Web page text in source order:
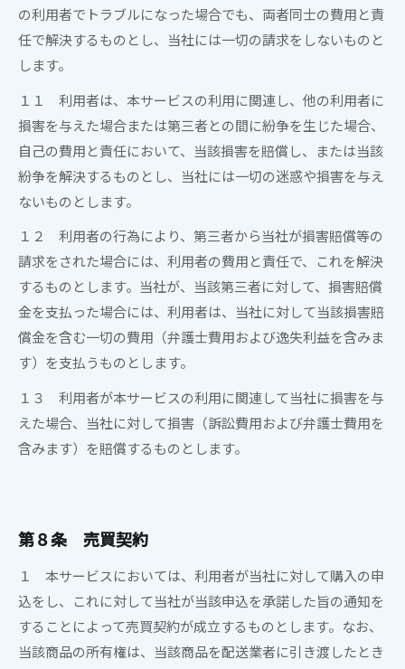
の利用者でトラブルになった場合でも、両者同士の費用と責
任で解決するものとし、
当社には一切の請求をしないものと
します。
１１ 利用者は、本サービスの利用に関連し、他の利用者に
損害を与えた場合または第三者との間に紛争を生じた場合、
自己の費用と責任において、当該損害を賠償し、または当該
紛争を解決するものとし、
当社には一切の迷惑や損害を与え
ないものとします。
１２ 利用者の行為により、第三者から当社が損害賠償等の
請求をされた場合には、利用者の費用と責任で、これを解決
するものとします。当社が、当該第三者に対して、損害賠償
金を支払った場合には、利用者は、当社に対して当該損害賠
償金を含む一切の費用（弁護士費用および逸失利益を含みま
す）を支払うものとします。
１３ 利用者が本サービスの利用に関連して当社に損害を与
えた場合、当社に対して損害（訴訟費用および弁護士費用を
含みます）を賠償するものとします。
第８条 売買契約
１ 本サービスにおいては、利用者が当社に対して購入の申
込をし、これに対して当社が当該申込を承諾した旨の通知を
することによって売買契約が成立するものとします。なお、
当該商品の所有権は、当該商品を配送業者に引き渡したとき